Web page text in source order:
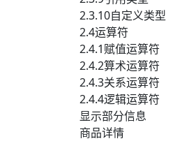
2.3.10自定义类型
2.4运算符
2.4.1赋值运算符
2.4.2算术运算符
2.4.3关系运算符
2.4.4逻辑运算符
显示部分信息
商品详情